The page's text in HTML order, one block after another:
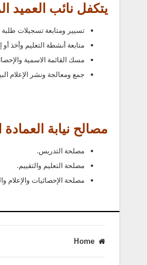
يتكفل نائب العميد
تسيير ومتابعة تسجيلات طلبة
متابعة أنشطة التعليم وأخذ
مسك القائمة الاسمية
جمع ومعالجة ونشر الإعلام
مصالح نيابة
مصلحة التدريس.
مصلحة التعليم والتقييم.
مصلحة الإحصائيات والإعلام
Home